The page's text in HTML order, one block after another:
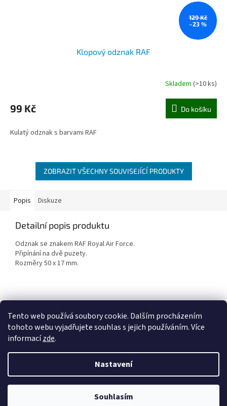
Tento web používá soubory cookie. Dalším procházením
tohoto webu vyjadřujete souhlas s jejich používáním. Více
informacízde.
Nastavení
Souhlasím
129 Kč
–23 %
Klopový odznak RAF
Skladem (>10 ks)
99 Kč Do košíku
Kulatý odznak s barvami RAF
ZOBRAZIT VŠECHNY SOUVISEJÍCÍ PRODUKTY
Popis Diskuze
Detailní popis produktu
Odznak se znakem RAF Royal Air Force.
Připínání na dvě puzety.
Rozměry 50 x 17 mm.
Z
Penzion RENSHOF - ubytování na Šumavě VZORNÝ VOJÁK
Vytvořil Shoptet
GARDISTA.cz. Všechna práva vyhrazena.